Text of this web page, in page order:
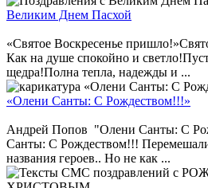
Великим Днем Пасхой
«Святое Воскресенье
Как на душе спокойно и
щедра!Полна тепла, надежды и ...
«Олени Санты: С Рождеством!!!»
Андрей Попов "Олени Санты: С
Санты: С Рождеством!!!
названия героев.. Но не как ...